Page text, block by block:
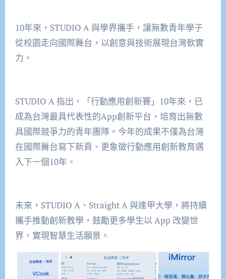
10年來，STUDIO A 與學界攜手，讓無數青年學子
從校園走向國際舞台，以創意與技術展現台灣軟實
力。
STUDIO A 指出，「行動應用創新賽」10年來，已
成為台灣最具代表性的App創新平台，培育出無數
具國際競爭力的青年團隊。今年的成果不僅為台灣
在國際舞台寫下新頁、更象徵行動應用創新教育邁
入下一個10年。
未來，STUDIO A、Straight A 與逢甲大學，將持續
攜手推動創新教學，鼓勵更多學生以 App 改變世
界，實現智慧生活願景。